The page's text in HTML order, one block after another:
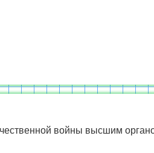
войны высшим